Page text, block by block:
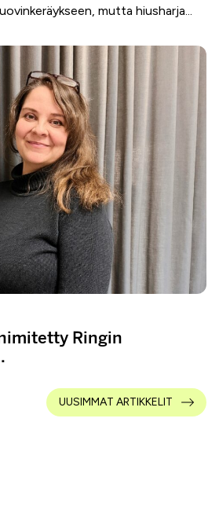
mutta hiusharja...
Ringin
UUSIMMAT ARTIKKELIT